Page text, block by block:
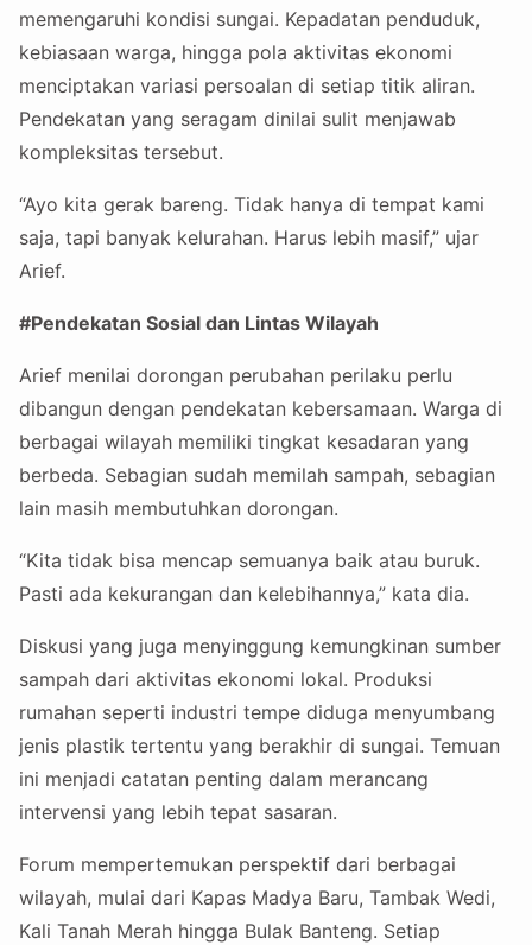
memengaruhi kondisi sungai. Kepadatan penduduk,
kebiasaan warga, hingga pola aktivitas ekonomi
menciptakan variasi persoalan di setiap titik aliran.
Pendekatan yang seragam dinilai sulit menjawab
kompleksitas tersebut.
“Ayo kita gerak bareng. Tidak hanya di tempat kami
saja, tapi banyak kelurahan. Harus lebih masif,” ujar
Arief.
#Pendekatan Sosial dan Lintas Wilayah
Arief menilai dorongan perubahan perilaku perlu
dibangun dengan pendekatan kebersamaan. Warga di
berbagai wilayah memiliki tingkat kesadaran yang
berbeda. Sebagian sudah memilah sampah, sebagian
lain masih membutuhkan dorongan.
“Kita tidak bisa mencap semuanya baik atau buruk.
Pasti ada kekurangan dan kelebihannya,” kata dia.
Diskusi yang juga menyinggung kemungkinan sumber
sampah dari aktivitas ekonomi lokal. Produksi
rumahan seperti industri tempe diduga menyumbang
jenis plastik tertentu yang berakhir di sungai. Temuan
ini menjadi catatan penting dalam merancang
intervensi yang lebih tepat sasaran.
Forum mempertemukan perspektif dari berbagai
wilayah, mulai dari Kapas Madya Baru, Tambak Wedi,
Kali Tanah Merah hingga Bulak Banteng. Setiap